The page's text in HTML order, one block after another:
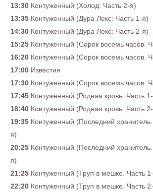
13:30 Контуженный (Холод: Часть 2-я)
13:35 Контуженный (Дура Лекс: Часть 1-я)
14:30 Контуженный (Дура Лекс: Часть 2-я)
15:25 Контуженный (Сорок восемь часов.
16:20 Контуженный (Сорок восемь часов.
17:00 Известия
17:30 Контуженный (Сорок восемь часов.
17:45 Контуженный (Родная кровь. Часть
18:40 Контуженный (Родная кровь. Часть
19:35 Контуженный (Последний
я)
20:25 Контуженный (Последний
я)
21:25 Контуженный (Труп в мешке. Часть
22:20 Контуженный (Труп в мешке. Часть